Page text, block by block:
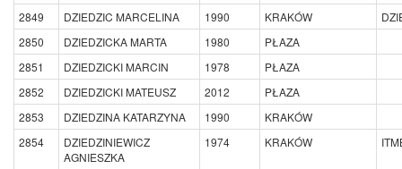
2849
DZIEDZIC MARCELINA 1990 KRAKÓW
2850
DZIEDZICKA MARTA 1980
PŁAZA
2851
DZIEDZICKI MARCIN 1978
PŁAZA
2852
DZIEDZICKI MATEUSZ 2012
PŁAZA
2853
DZIEDZINA KATARZYNA 1990
KRAKÓW
2854
DZIEDZINIEWICZ
AGNIESZKA
1974 KRAKÓW